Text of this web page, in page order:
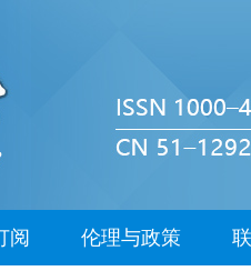
阅 伦理与政策